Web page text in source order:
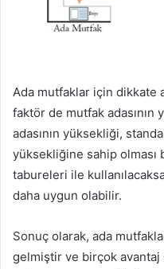
Ada mutfaklar için dikkate
faktör de mutfak
adasının yüksekliği,
yüksekliğine sahip olması
tabureleri ile
daha uygun olabilir.
Sonuç olarak, ada
gelmiştir ve birçok avantaj